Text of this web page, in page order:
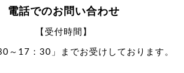
電話でのお問い合わせ
【受付時間】
～17：30」までお受けしております。